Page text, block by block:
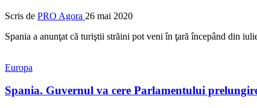
Scris de PRO Agora 26 mai 2020
Spania a anunţat că turiştii străini pot veni în ţară începând din
Europa
Spania. Guvernul va cere Parlamentului